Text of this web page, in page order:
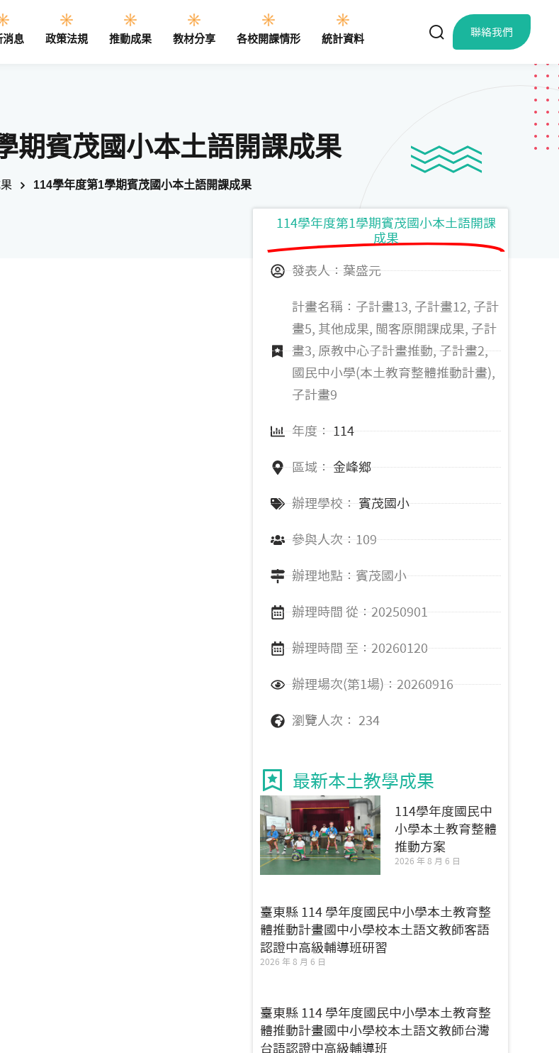
消息 政策法規 推動成果 教材分享 各校開課情形 統計資料 聯絡我們
期賓茂國小本土語開課成果
114學年度第1學期賓茂國小本土語開課成果
114學年度第1學期賓茂國小本土語開課
成果
發表人：葉盛元
計畫名稱：子計畫13, 子計畫12, 子計
畫5, 其他成果, 閩客原開課成果, 子計
畫3, 原教中心子計畫推動, 子計畫2,
國民中小學(本土教育整體推動計畫),
子計畫9
年度： 114
區域： 金峰鄉
辦理學校： 賓茂國小
參與人次：109
辦理地點：賓茂國小
辦理時間 從：20250901
辦理時間 至：20260120
辦理場次(第1場)：20260916
瀏覽人次： 234
最新本土教學成果
114學年度國民中
小學本土教育整體
推動方案
2026 年 8 月 6 日
臺東縣 114 學年度國民中小學本土教育整
體推動計畫國中小學校本土語文教師客語
認證中高級輔導班研習
2026 年 8 月 6 日
臺東縣 114 學年度國民中小學本土教育整
體推動計畫國中小學校本土語文教師台灣
台語認證中高級輔導班
Sign in